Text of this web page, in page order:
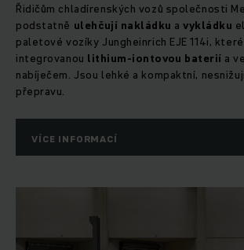
Řidičům chladírenských vozů společnosti
podstatně ulehčují nakládku avykládku
paletové vozíky Jungheinrich EJE 114i,
integrovanou lithium-iontovou baterií a
nabíječem. Jsou lehké a kompaktní,
přepravu.
VÍCE INFORMACÍ